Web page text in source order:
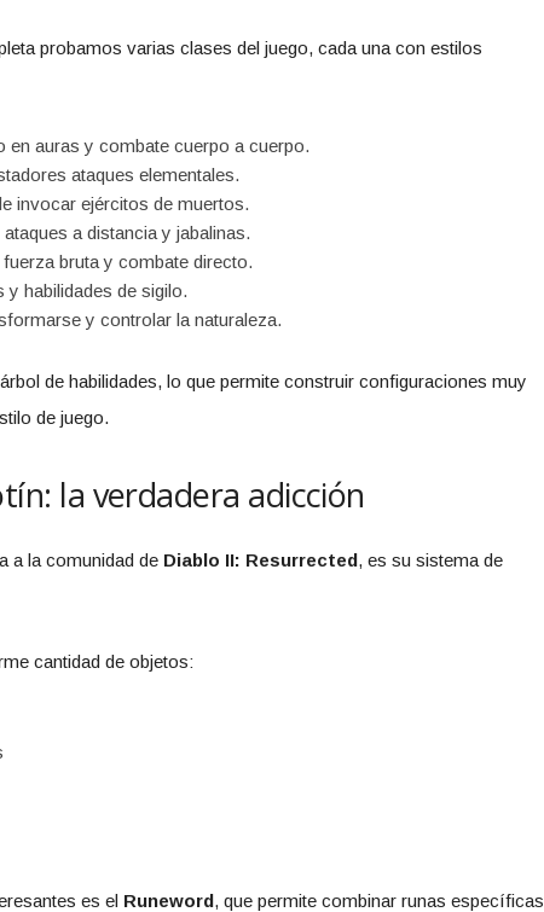
probamos varias clases del juego, cada una con estilos
en auras y combate cuerpo a cuerpo.
ataques elementales.
invocar ejércitos de muertos.
a distancia y jabalinas.
bruta y combate directo.
y habilidades de sigilo.
y controlar la naturaleza.
de habilidades, lo que permite construir configuraciones muy
de juego.
la verdadera adicción
a la comunidad de Diablo II: Resurrected, es su sistema de
cantidad de objetos:
es el Runeword, que permite combinar runas específicas